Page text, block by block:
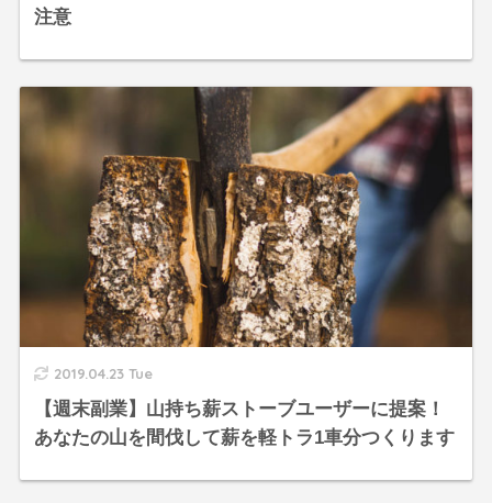
注意
2019.04.23 Tue
【週末副業】山持ち薪ストーブユーザーに提案！
あなたの山を間伐して薪を軽トラ1車分つくります